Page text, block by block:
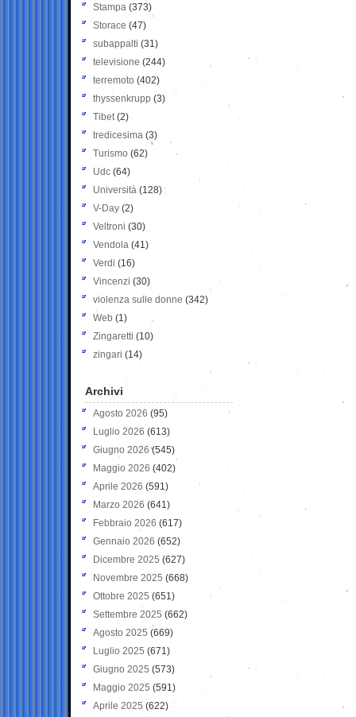
Stampa (373)
Storace (47)
subappalti (31)
televisione(244)
terremoto (402)
thyssenkrupp (3)
Tibet(2)
tredicesima (3)
Turismo (62)
Udc (64)
Università (128)
V-Day (2)
Veltroni (30)
Vendola (41)
Verdi (16)
Vincenzi (30)
violenza sulle donne (342)
Web (1)
Zingaretti (10)
zingari (14)
Archivi
Agosto 2026 (95)
Luglio 2026 (613)
Giugno 2026 (545)
Maggio 2026 (402)
Aprile 2026 (591)
Marzo 2026 (641)
Febbraio 2026 (617)
Gennaio 2026 (652)
Dicembre 2025 (627)
Novembre 2025 (668)
Ottobre 2025 (651)
Settembre 2025 (662)
Agosto 2025 (669)
Luglio 2025 (671)
Giugno 2025 (573)
Maggio 2025 (591)
Aprile 2025 (622)